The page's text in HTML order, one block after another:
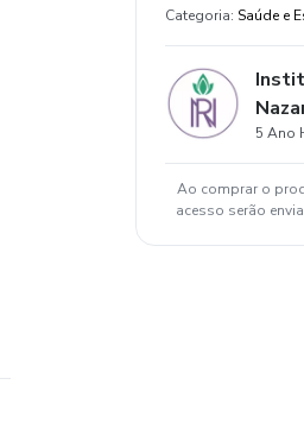
Categoria: Saúde e
5 Ano
Ao comprar o
acesso serão